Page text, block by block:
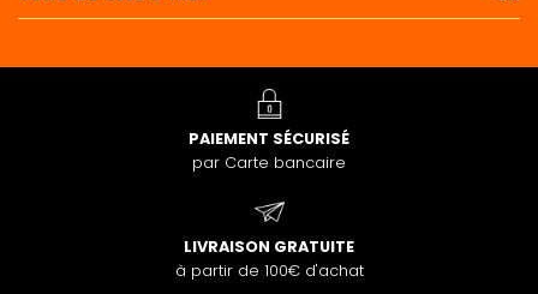
PAIEMENT SÉCURISÉ
par Carte bancaire
LIVRAISON GRATUITE
à partir de 100€ d'achat